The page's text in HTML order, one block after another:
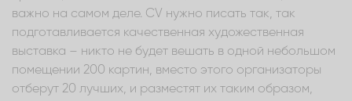
важно на самом деле. CV нужно писать так, так
подготавливается качественная художественная
выставка – никто не будет вешать в одной небольшом
помещении 200 картин, вместо этого организаторы
отберут 20 лучших, и разместят их таким образом,